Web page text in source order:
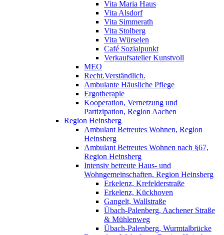
Vita Maria Haus
Vita Alsdorf
Vita Simmerath
Vita Stolberg
Vita Würselen
Café Sozialpunkt
Verkaufsatelier Kunstvoll
MEO
Recht.Verständlich.
Ambulante Häusliche Pflege
Ergotherapie
Kooperation, Vernetzung und
Partizipation, Region Aachen
Region Heinsberg
Ambulant Betreutes Wohnen, Region
Heinsberg
Ambulant Betreutes Wohnen nach §67,
Region Heinsberg
Intensiv betreute Haus- und
Wohngemeinschaften, Region Heinsberg
Erkelenz, Krefelderstraße
Erkelenz, Kückhoven
Gangelt, Wallstraße
Übach-Palenberg, Aachener Straße
& Mühlenweg
Übach-Palenberg, Wurmtalbrücke